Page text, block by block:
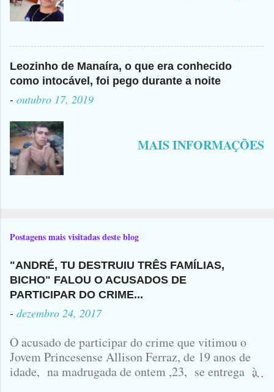
Leozinho de Manaíra, o que era conhecido
como intocável, foi pego durante a noite
- outubro 17, 2019
MAIS INFORMAÇÕES
Postagens mais visitadas deste blog
"ANDRÉ, TU DESTRUIU TRÊS FAMÍLIAS,
BICHO" FALOU O ACUSADOS DE
PARTICIPAR DO CRIME...
- dezembro 24, 2017
O acusado de participar do crime que vitimou o
Jovem Princesense Allison Ferraz, de 19 anos de
idade, na madrugada de ontem ,23, se entrega à